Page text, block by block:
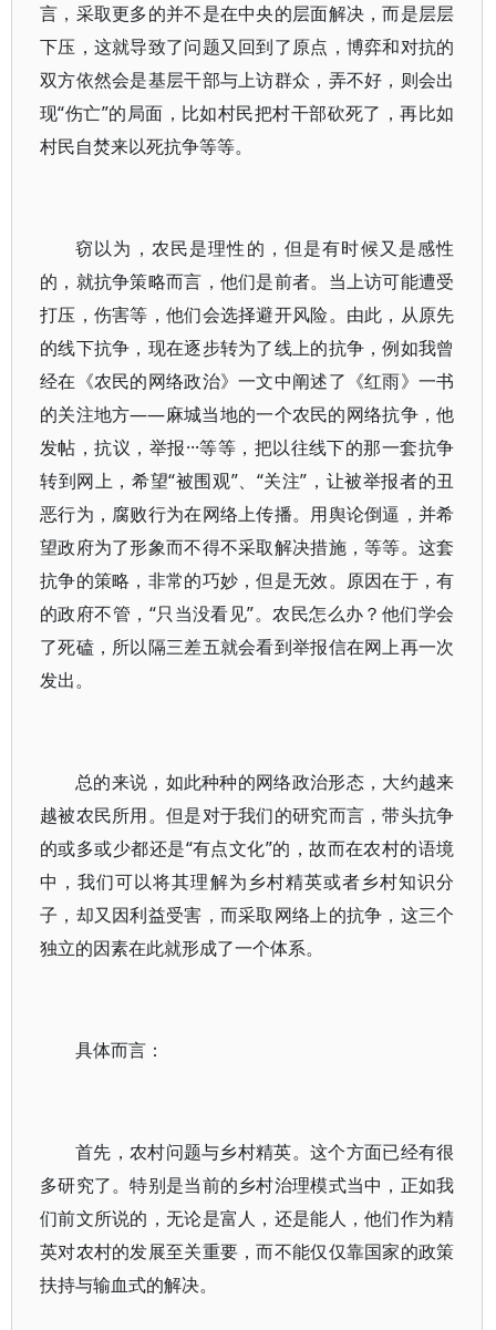
言，采取更多的并不是在中央的层面解决，而是层层
下压，这就导致了问题又回到了原点，博弈和对抗的
双方依然会是基层干部与上访群众，弄不好，则会出
现“伤亡”的局面，比如村民把村干部砍死了，再比如
村民自焚来以死抗争等等。
窃以为，农民是理性的，但是有时候又是感性
的，就抗争策略而言，他们是前者。当上访可能遭受
打压，伤害等，他们会选择避开风险。由此，从原先
的线下抗争，现在逐步转为了线上的抗争，例如我曾
经在《农民的网络政治》一文中阐述了《红雨》一书
的关注地方——麻城当地的一个农民的网络抗争，他
发帖，抗议，举报···等等，把以往线下的那一套抗争
转到网上，希望“被围观”、“关注”，让被举报者的丑
恶行为，腐败行为在网络上传播。用舆论倒逼，并希
望政府为了形象而不得不采取解决措施，等等。这套
抗争的策略，非常的巧妙，但是无效。原因在于，有
的政府不管，“只当没看见”。农民怎么办？他们学会
了死磕，所以隔三差五就会看到举报信在网上再一次
发出。
总的来说，如此种种的网络政治形态，大约越来
越被农民所用。但是对于我们的研究而言，带头抗争
的或多或少都还是“有点文化”的，故而在农村的语境
中，我们可以将其理解为乡村精英或者乡村知识分
子，却又因利益受害，而采取网络上的抗争，这三个
独立的因素在此就形成了一个体系。
具体而言：
首先，农村问题与乡村精英。这个方面已经有很
多研究了。特别是当前的乡村治理模式当中，正如我
们前文所说的，无论是富人，还是能人，他们作为精
英对农村的发展至关重要，而不能仅仅靠国家的政策
扶持与输血式的解决。